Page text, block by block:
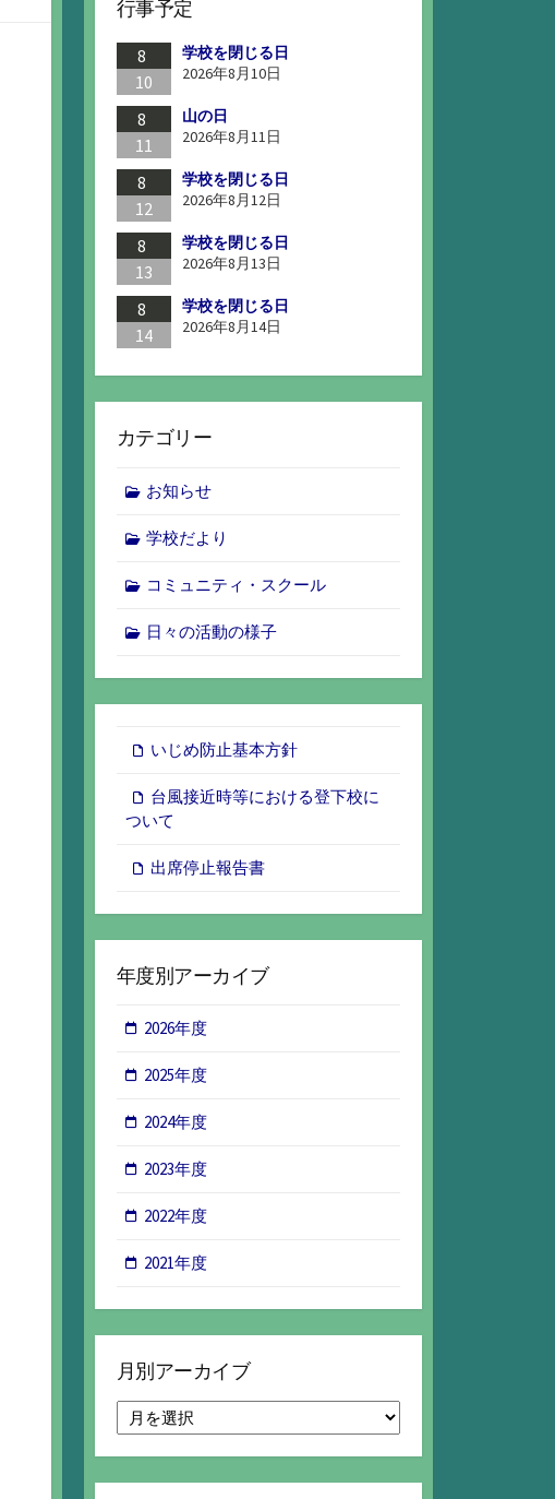
行事予定
8
10
学校を閉じる日
2026年8月10日
8
11
山の日
2026年8月11日
8
12
学校を閉じる日
2026年8月12日
8
13
学校を閉じる日
2026年8月13日
8
14
学校を閉じる日
2026年8月14日
カテゴリー
お知らせ
学校だより
コミュニティ・スクール
日々の活動の様子
いじめ防止基本方針
台風接近時等における登下校に
ついて
出席停止報告書
年度別アーカイブ
2026年度
2025年度
2024年度
2023年度
2022年度
2021年度
月別アーカイブ
別
ア
ー